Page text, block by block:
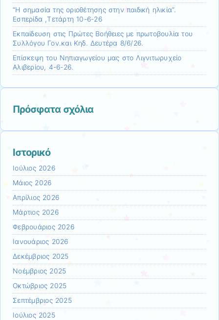
“Η σημασία της οριοθέτησης στην παιδική ηλικία”.
Εσπερίδα ,Τετάρτη 10-6-26
Εκπαίδευση στις Πρώτες Βοήθειες με πρωτοβουλία του
Συλλόγου Γον.και Κηδ. Δευτέρα 8/6/26.
Επίσκεψη τoυ Νηπιαγωγείου μας στο Λιγνιτωρυχείο
Αλιβερίου, 4-6-26.
Πρόσφατα σχόλια
Ιστορικό
Ιούλιος 2026
Μάιος 2026
Απρίλιος 2026
Μάρτιος 2026
Φεβρουάριος 2026
Ιανουάριος 2026
Δεκέμβριος 2025
Νοέμβριος 2025
Οκτώβριος 2025
Σεπτέμβριος 2025
Ιούλιος 2025